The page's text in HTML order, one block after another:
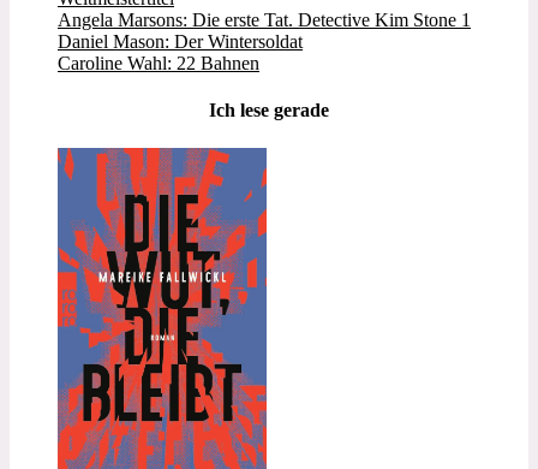
Angela Marsons: Die erste Tat. Detective Kim Stone 1
Daniel Mason: Der Wintersoldat
Caroline Wahl: 22 Bahnen
Ich lese gerade